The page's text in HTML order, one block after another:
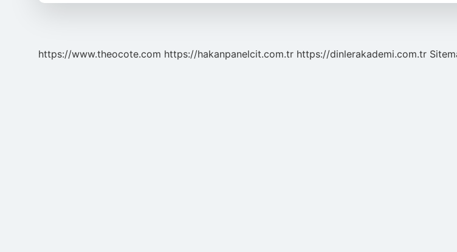
https://www.theocote.com https://hakanpanelcit.com.tr https://dinlerakademi.com.tr